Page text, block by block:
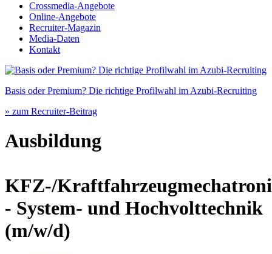
Crossmedia-Angebote
Online-Angebote
Recruiter-Magazin
Media-Daten
Kontakt
Basis oder Premium? Die richtige Profilwahl im Azubi-Recruiting
» zum Recruiter-Beitrag
Ausbildung
KFZ-/
- System- und Hochvolttechnik
(m/w/d)